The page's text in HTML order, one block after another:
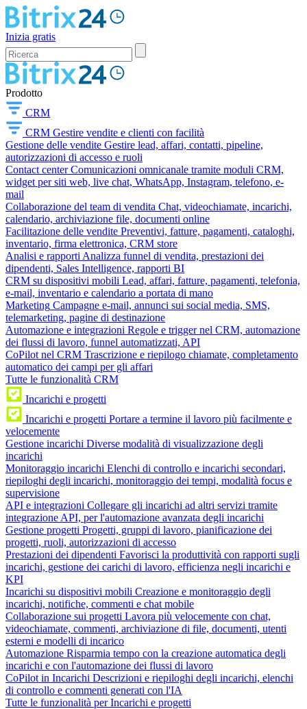
Inizia gratis
Prodotto
CRM
CRM Gestire vendite e clienti con facilità
Gestione delle vendite Gestire lead, affari, contatti, pipeline,
autorizzazioni di accesso e ruoli
Contact center Comunicazioni omnicanale tramite moduli CRM,
widget per siti web, live chat, WhatsApp, Instagram, telefono, e-
mail
Collaborazione del team di vendita Chat, videochiamate, incarichi,
calendario, archiviazione file, documenti online
Facilitazione delle vendite Preventivi, fatture, pagamenti, cataloghi,
inventario, firma elettronica, CRM store
Analisi e rapporti Analizza funnel di vendita, prestazioni dei
dipendenti, Sales Intelligence, rapporti BI
CRM su dispositivi mobili Lead, affari, fatture, pagamenti, telefonia,
e-mail, inventario e calendario a portata di mano
Marketing Campagne e-mail, annunci sui social media, SMS,
telemarketing, pagine di destinazione
Automazione e integrazioni Regole e trigger nel CRM, automazione
dei flussi di lavoro, funnel automatizzati, API
CoPilot nel CRM Trascrizione e riepilogo chiamate, completamento
automatico dei campi per gli affari
Tutte le funzionalità CRM
Incarichi e progetti
Incarichi e progetti Portare a termine il lavoro più facilmente e
velocemente
Gestione incarichi Diverse modalità di visualizzazione degli
incarichi
Monitoraggio incarichi Elenchi di controllo e incarichi secondari,
riepiloghi degli incarichi, monitoraggio dei tempi, modalità focus e
supervisione
API e integrazioni Collegare gli incarichi ad altri servizi tramite
integrazione API, per l'automazione avanzata degli incarichi
Gestione progetti Progetti, gruppi di lavoro, pianificazione dei
progetti, ruoli, autorizzazioni di accesso
Prestazioni dei dipendenti Favorisci la produttività con rapporti sugli
incarichi, gestione dei carichi di lavoro, efficienza negli incarichi e
KPI
Incarichi su dispositivi mobili Creazione e monitoraggio degli
incarichi, notifiche, commenti e chat mobile
Collaborazione sui progetti Lavora più velocemente con chat,
videochiamate, commenti, archiviazione di file, documenti, utenti
esterni e modelli di incarico
Automazione Risparmia tempo con la creazione automatica degli
incarichi e con l'automazione dei flussi di lavoro
CoPilot in Incarichi Descrizioni e riepiloghi degli incarichi, elenchi
di controllo e commenti generati con l'IA
Tutte le funzionalità per Incarichi e progetti